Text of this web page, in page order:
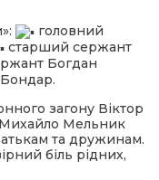
головний
старший сержант
Богдан
загону Віктор
Мельник
та дружинам.
біль рідних,